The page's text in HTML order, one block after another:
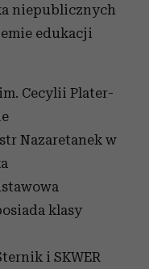
niepublicznych
edukacji
Cecylii Plater-
Nazaretanek w
klasy
i SKWER